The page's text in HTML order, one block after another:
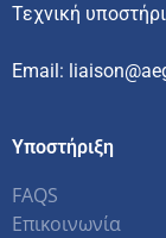
Τεχνική
Email:
Υποστήριξη
FAQS
Επικοινωνία